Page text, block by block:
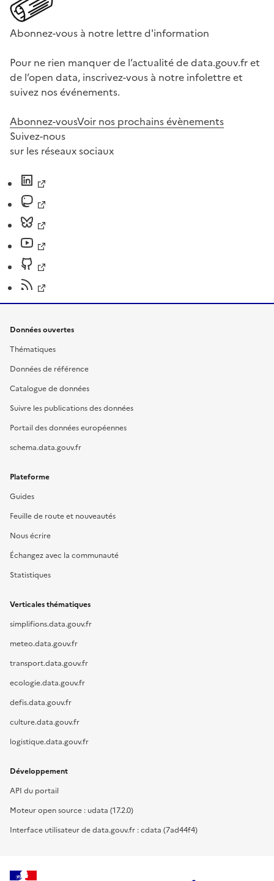
Abonnez-vous à notre lettre d'information
Pour ne rien manquer de l’actualité de data.gouv.fr et
de l’open data, inscrivez-vous à notre infolettre et
suivez nos événements.
Abonnez-vousVoir nos prochains évènements
Suivez-nous
sur les réseaux sociaux
Données ouvertes
Thématiques
Données de référence
Catalogue de données
Suivre les publications des données
Portail des données européennes
schema.data.gouv.fr
Plateforme
Guides
Feuille de route et nouveautés
Nous écrire
Échangez avec la communauté
Statistiques
Verticales thématiques
simplifions.data.gouv.fr
meteo.data.gouv.fr
transport.data.gouv.fr
ecologie.data.gouv.fr
defis.data.gouv.fr
culture.data.gouv.fr
logistique.data.gouv.fr
Développement
API du portail
Moteur open source : udata (17.2.0)
Interface utilisateur de data.gouv.fr : cdata (7ad44f4)